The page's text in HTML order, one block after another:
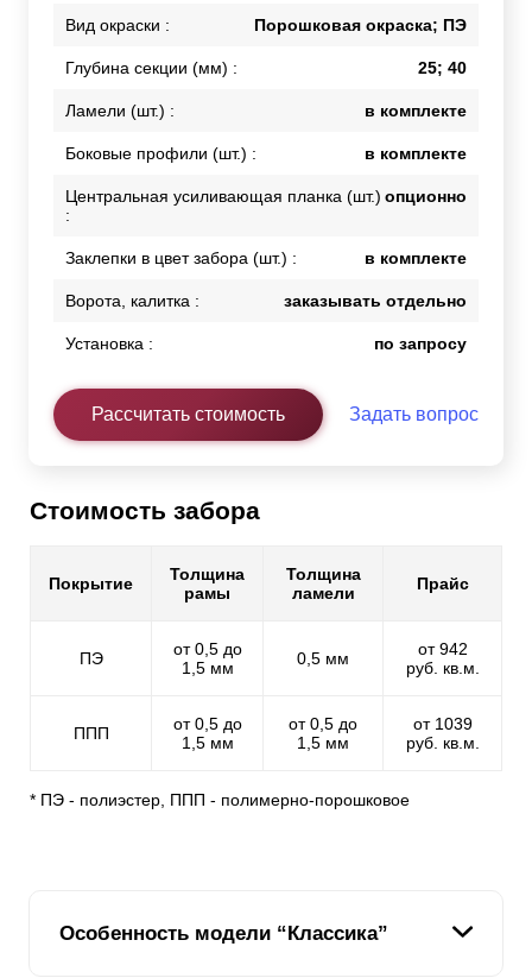
Вид окраски : Порошковая окраска; ПЭ
Глубина секции (мм) : 25; 40
Ламели (шт.) : в комплекте
Боковые профили (шт.) : в комплекте
Центральная усиливающая планка (шт.)
:
опционно
Заклепки в цвет забора (шт.) : в комплекте
Ворота, калитка : заказывать отдельно
Установка : по запросу
Рассчитать стоимость Задать вопрос
Стоимость забора
Покрытие
Толщина
рамы
Толщина
ламели
Прайс
ПЭ
от 0,5 до
1,5 мм
0,5 мм
от 942
руб. кв.м.
ППП
от 0,5 до
1,5 мм
от 0,5 до
1,5 мм
от 1039
руб. кв.м.
* ПЭ - полиэстер, ППП - полимерно-порошковое
Особенность модели “Классика”